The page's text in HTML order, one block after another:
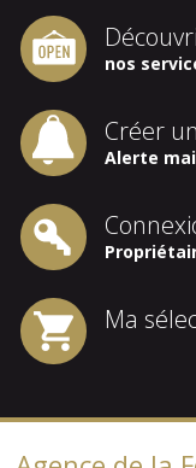
nos
Créer
Alerte
Ma